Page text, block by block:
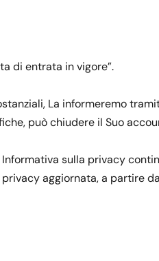
di entrata in vigore”.
La informeremo
può chiudere il Suo
sulla privacy
aggiornata, a partire